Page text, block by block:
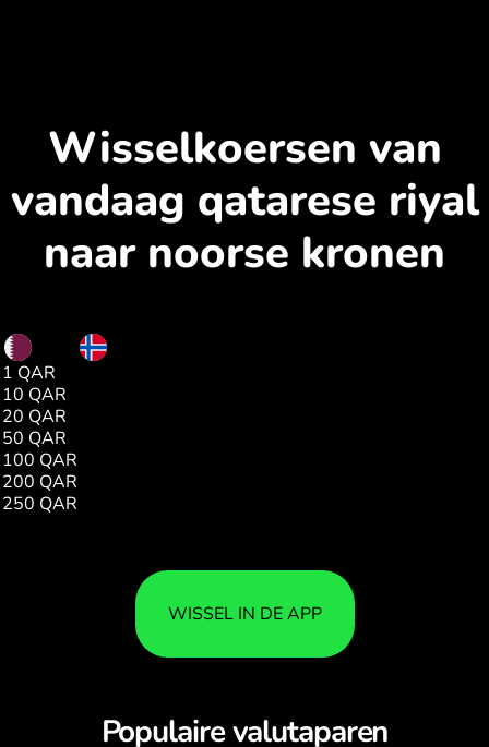
Wisselkoersen van
vandaag qatarese riyal
naar noorse kronen
1 QAR
10 QAR
20 QAR
50 QAR
100 QAR
200 QAR
250 QAR
WISSEL IN DE APP
Populaire valutaparen